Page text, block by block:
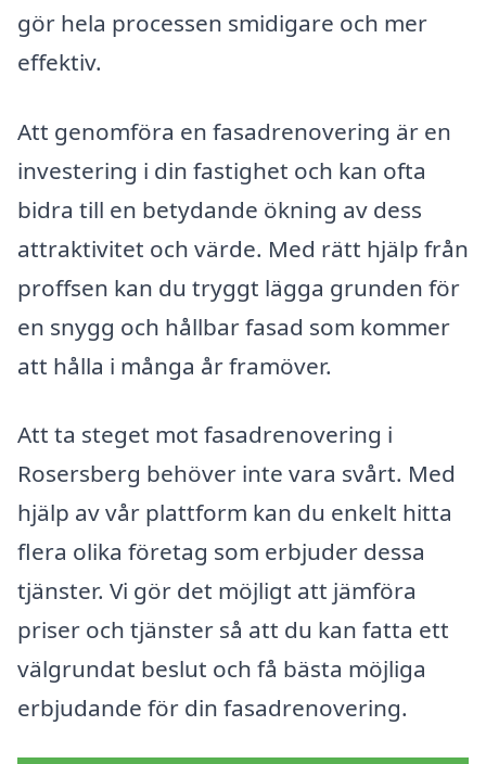
gör hela processen smidigare och mer
effektiv.
Att genomföra en fasadrenovering är en
investering i din fastighet och kan ofta
bidra till en betydande ökning av dess
attraktivitet och värde. Med rätt hjälp från
proffsen kan du tryggt lägga grunden för
en snygg och hållbar fasad som kommer
att hålla i många år framöver.
Att ta steget mot fasadrenovering i
Rosersberg behöver inte vara svårt. Med
hjälp av vår plattform kan du enkelt hitta
flera olika företag som erbjuder dessa
tjänster. Vi gör det möjligt att jämföra
priser och tjänster så att du kan fatta ett
välgrundat beslut och få bästa möjliga
erbjudande för din fasadrenovering.